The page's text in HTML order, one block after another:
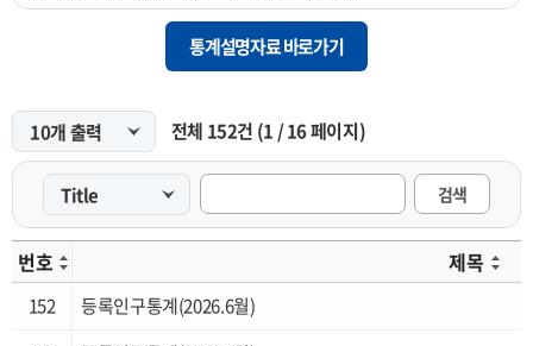
구군단위 지역내총생산
구군단위 장래인구추계
부산베이비부머통계
제조업실태조사
차량교통량조사
부산크루즈통계
통계설명자료 바로가기
전체 152건 (1 /16페이지)
검색
번호 제목
152
등록인구통계(2026.6월)